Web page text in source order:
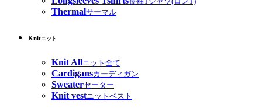
Thermalサーマル
Knitニット
Knit Allニット全て
Cardigansカーディガン
Sweaterセーター
Knit vestニットベスト